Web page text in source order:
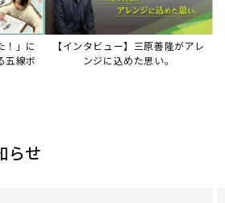
！」に
五線ボ
【インタビュー】三原善隆がアレ
ンジに込めた思い。
らせ